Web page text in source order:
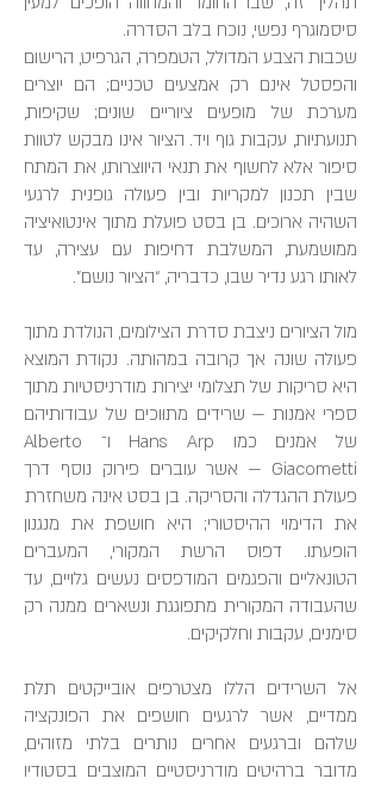
סיסמוגרף נפשי, נוכח בלב הסדרה.
שכבות הצבע המדולל, הטמפרה, הגרפיט, הרישום
והפסטל אינם רק אמצעים טכניים; הם יוצרים
מערכת של מופעים ציוריים שונים; שקיפות,
תנועתיות, עקבות גוף ויד. הציור אינו מבקש לטוות
סיפור אלא לחשוף את תנאי היווצרותו, את המתח
שבין תכנון למקריות ובין פעולה גופנית לרגעי
השהיה ארוכים. בן בסט פועלת מתוך אינטואיציה
ממושמעת, המשלבת דחיפות עם עצירה, עד
לאותו רגע נדיר שבו, כדבריה, “הציור נושם”.
מול הציורים ניצבת סדרת הצילומים, הנולדת מתוך
פעולה שונה אך קרובה במהותה. נקודת המוצא
היא סריקות של תצלומי יצירות מודרניסטיות מתוך
ספרי אמנות — שרידים מתוּוכים של עבודותיהם
של אמנים כמו Hans Arp ו־ Alberto
Giacometti — אשר עוברים פירוק נוסף דרך
פעולת ההגדלה והסריקה. בן בסט אינה משחזרת
את הדימוי ההיסטורי; היא חושפת את מנגנון
הופעתו. דפוס הרשת המקורי, המעברים
הטונאליים והפגמים המודפסים נעשים גלויים, עד
שהעבודה המקורית מתפוגגת ונשארים ממנה רק
סימנים, עקבות וחלקיקים.
אל השרידים הללו מצטרפים אובייקטים תלת
ממדיים, אשר לרגעים חושפים את הפונקציה
שלהם וברגעים אחרים נותרים בלתי מזוהים,
מדובר ברהיטים מודרניסטיים המוצבים בסטודיו